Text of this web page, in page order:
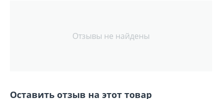
Отзывы не найдены
Оставить отзыв на этот товар